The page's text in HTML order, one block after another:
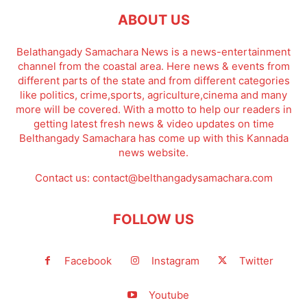
ABOUT US
Belathangady Samachara News is a news-entertainment
channel from the coastal area. Here news & events from
different parts of the state and from different categories
like politics, crime,sports, agriculture,cinema and many
more will be covered. With a motto to help our readers in
getting latest fresh news & video updates on time
Belthangady Samachara has come up with this Kannada
news website.
Contact us: contact@belthangadysamachara.com
FOLLOW US
Facebook Instagram Twitter
Youtube